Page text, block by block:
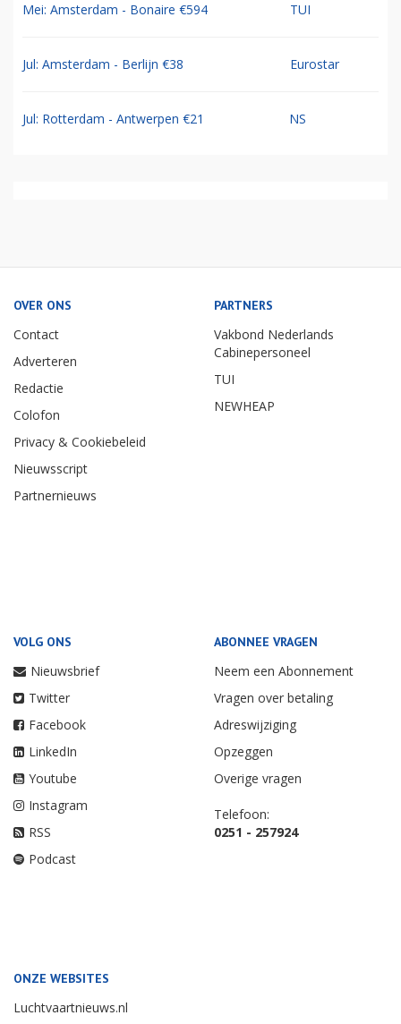
Mei: Amsterdam - Bonaire €594 TUI
Jul: Amsterdam - Berlijn €38 Eurostar
Jul: Rotterdam - Antwerpen €21 NS
OVER ONS
Contact
Adverteren
Redactie
Colofon
Privacy & Cookiebeleid
Nieuwsscript
Partnernieuws
PARTNERS
Vakbond Nederlands
Cabinepersoneel
TUI
NEWHEAP
VOLG ONS
Nieuwsbrief
Twitter
Facebook
LinkedIn
Youtube
Instagram
RSS
Podcast
ABONNEE VRAGEN
Neem een Abonnement
Vragen over betaling
Adreswijziging
Opzeggen
Overige vragen
Telefoon:
0251 - 257924
ONZE WEBSITES
Luchtvaartnieuws.nl